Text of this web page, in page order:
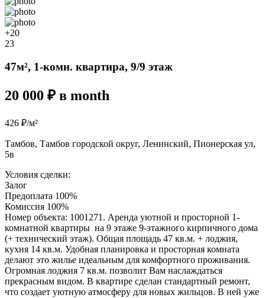
+20
23
47м², 1-комн. квартира, 9/9 этаж
20 000 ₽ в month
426 ₽/м²
Тамбов, Тамбов городской округ, Ленинский, Пионерская ул,
5в
Условия сделки:
Залог
Предоплата 100%
Комиссия 100%
Номер объекта: 1001271. Аренда уютной и просторной 1-
комнатной квартиры на 9 этаже 9-этажного кирпичного дома
(+ технический этаж). Общая площадь 47 кв.м. + лоджия,
кухня 14 кв.м. Удобная планировка и просторная комната
делают это жилье идеальным для комфортного проживания.
Огромная лоджия 7 кв.м. позволит Вам наслаждаться
прекрасным видом. В квартире сделан стандартный ремонт,
что создает уютную атмосферу для новых жильцов. В ней уже